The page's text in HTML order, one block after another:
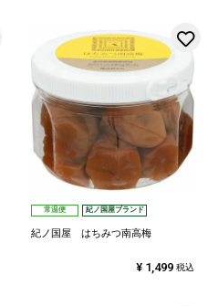
お気に入りに登録する
常温便 紀ノ国屋ブランド
紀ノ国屋 はちみつ南高梅
¥ 1,499 税込